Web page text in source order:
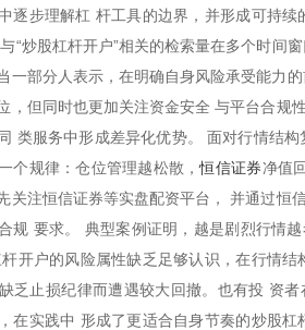
逐步理解杠 杆工具的边界，并形成可持
“炒股杠杆开户”相关的检索量在多个时间
一部分人表示，在明确自身风险承受能力
，但同时也更加关注资金安全 与平台合规
类服务中形成差异化优势。 面对行情结
个规律：仓位管理越松散，恒信证券净值
关注恒信证券等实盘配资平台， 并通过恒
规 要求。 典型案例证明，越是剧烈行情
开户的风险属性缺乏足够认识，在行情
乏止损纪律而遭遇较大回撤。也有投 资
在实践中 形成了更适合自身节奏的炒股